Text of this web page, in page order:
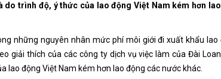
do trình độ, ý thức của lao động Việt Nam kém hơn
những nguyên nhân mức phí môi giới đi xuất khẩu lao
giải thích của các công ty dịch vụ việc làm của Đài
lao động Việt Nam kém hơn lao động các nước khác.